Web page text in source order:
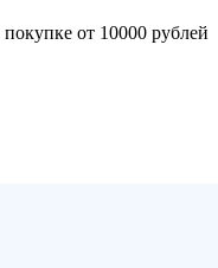
от 10000 рублей